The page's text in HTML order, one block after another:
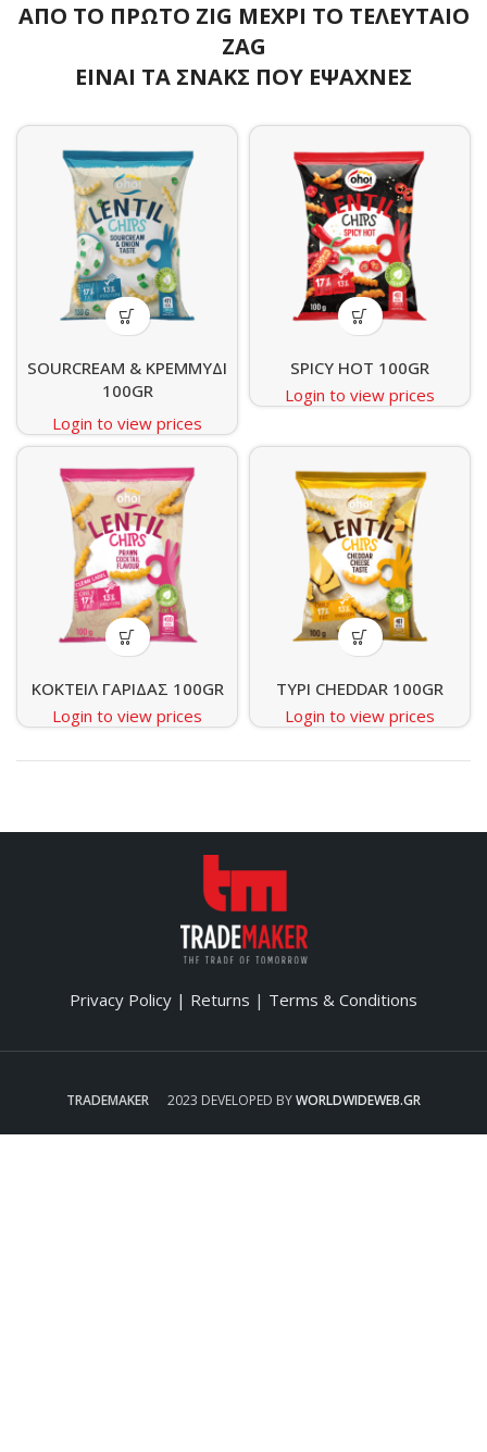
ΑΠΟ ΤΟ ΠΡΩΤΟ ZIG ΜΕΧΡΙ ΤΟ ΤΕΛΕΥΤΑΙΟ
ZAG
ΕΙΝΑΙ ΤΑ ΣΝΑΚΣ ΠΟΥ ΕΨΑΧΝΕΣ
SOURCREAM & ΚΡΕΜΜΥΔΙ
100GR
Login to view prices
SPICY HOT 100GR
Login to view prices
ΚΟΚΤΕΙΛ ΓΑΡΙΔΑΣ 100GR
Login to view prices
ΤΥΡΙ CHEDDAR 100GR
Login to view prices
Privacy Policy | Returns | Terms & Conditions
TRADEMAKER 2023 DEVELOPED BYWORLDWIDEWEB.GR